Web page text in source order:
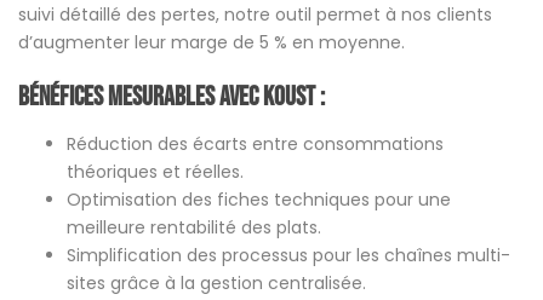
suivi détaillé des pertes, notre outil permet à nos clients
d’augmenter leur marge de 5 % en moyenne​​.
Bénéfices mesurables avec Koust :
Réduction des écarts entre consommations
théoriques et réelles.
Optimisation des fiches techniques pour une
meilleure rentabilité des plats.
Simplification des processus pour les chaînes multi-
sites grâce à la gestion centralisée​​.